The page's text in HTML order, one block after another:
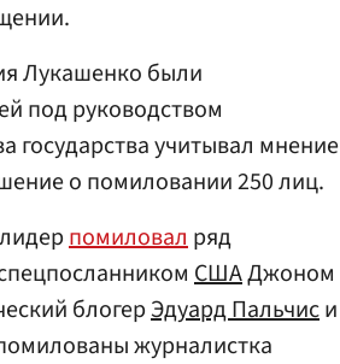
Лукашенко были
под руководством
государства учитывал мнение
о помиловании 250 лиц.
помиловалряд
СШАДжоном
блогерЭдуард Пальчиси
журналистка